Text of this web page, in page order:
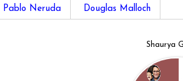
Pablo Neruda Douglas Malloch
Shaurya